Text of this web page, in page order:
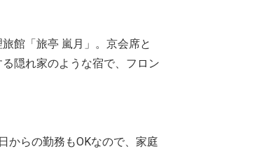
館「旅亭 嵐月」。京会席と
隠れ家のような宿で、フロン
からの勤務もOKなので、家庭